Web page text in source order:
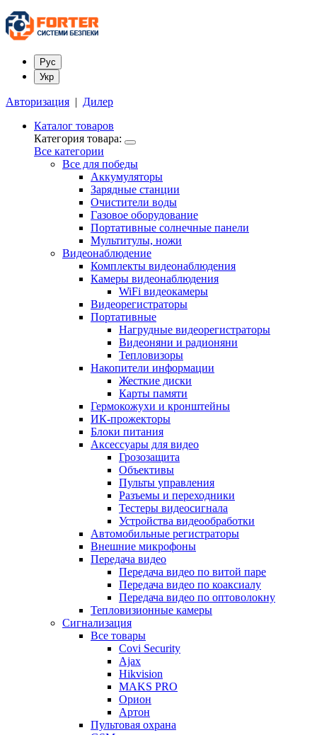
Рус
Укр
Авторизация | Дилер
Каталог товаров
Категория товара:
Все категории
Все для победы
Аккумуляторы
Зарядные станции
Очистители воды
Газовое оборудование
Портативные солнечные панели
Мультитулы, ножи
Видеонаблюдение
Комплекты видеонаблюдения
Камеры видеонаблюдения
WiFi видеокамеры
Видеорегистраторы
Портативные
Нагрудные видеорегистраторы
Видеоняни и радионяни
Тепловизоры
Накопители информации
Жесткие диски
Карты памяти
Гермокожухи и кронштейны
ИК-прожекторы
Блоки питания
Аксессуары для видео
Грозозащита
Объективы
Пульты управления
Разъемы и переходники
Тестеры видеосигнала
Устройства видеообработки
Автомобильные регистраторы
Внешние микрофоны
Передача видео
Передача видео по витой паре
Передача видео по коаксиалу
Передача видео по оптоволокну
Тепловизионные камеры
Сигнализация
Все товары
Covi Security
Ajax
Hikvision
MAKS PRO
Орион
Артон
Пультовая охрана